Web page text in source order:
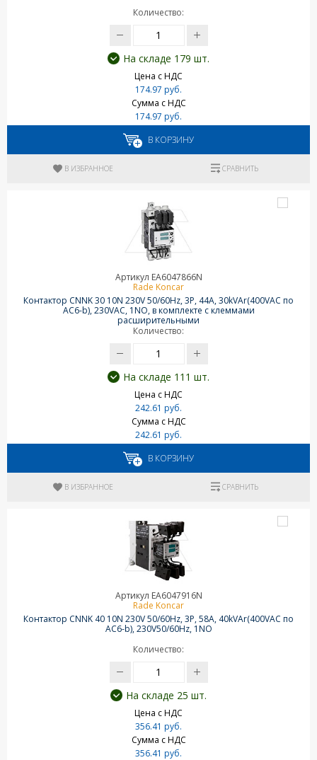
Количество:
На складе 179 шт.
Цена с НДС
174.97 руб.
Сумма с НДС
174.97 руб.
В КОРЗИНУ
В ИЗБРАННОЕ СРАВНИТЬ
Артикул EA6047866N
Rade Koncar
Контактор CNNK 30 10N 230V 50/60Hz, 3P, 44A, 30kVAr(400VAC по
AC6-b), 230VAC, 1NO, в комплекте с клеммами
расширительными
Количество:
На складе 111 шт.
Цена с НДС
242.61 руб.
Сумма с НДС
242.61 руб.
В КОРЗИНУ
В ИЗБРАННОЕ СРАВНИТЬ
Артикул EA6047916N
Rade Koncar
Контактор CNNK 40 10N 230V 50/60Hz, 3P, 58A, 40kVAr(400VAC по
AC6-b), 230V50/60Hz, 1NO
Количество:
На складе 25 шт.
Цена с НДС
356.41 руб.
Сумма с НДС
356.41 руб.